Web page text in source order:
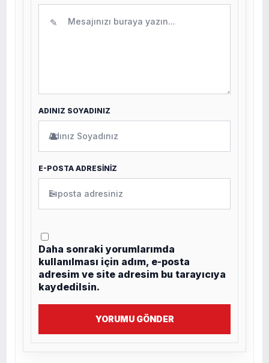
✎
ADINIZ SOYADINIZ
👤
E-POSTA ADRESİNİZ
✉
Daha sonraki yorumlarımda
kullanılması için adım, e-posta
adresim ve site adresim bu tarayıcıya
kaydedilsin.
YORUMU GÖNDER